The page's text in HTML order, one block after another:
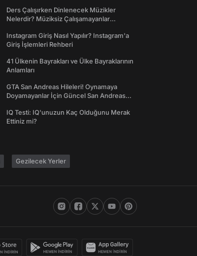
Ders Çalışırken Dinlenecek Müzikler
Nelerdir? Müziksiz Çalışamayanlar
Instagram Giriş Nasıl Yapılır? Instagram'a
Giriş İşlemleri Rehberi
41 Ülkenin Bayrakları ve Ülke Bayraklarının
Anlamları
GTA San Andreas Hileleri! Oynamaya
Doyamayanlar İçin Güncel San Andreas
IQ Testi: IQ'unuzun Kaç Olduğunu Merak
Ettiniz mi?
Gezilecek Yerler